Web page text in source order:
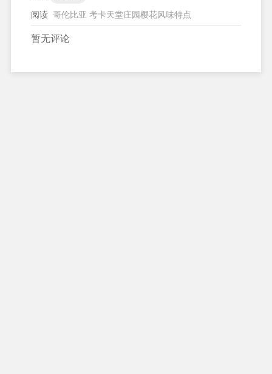
阅读 哥伦比亚 考卡天堂庄园樱花风味特点
暂无评论